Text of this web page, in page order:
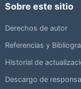
Sobre este sitio
Derechos de autor
Referencias y
Historial de
Descargo de